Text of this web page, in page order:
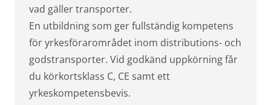
vad gäller transporter.
En utbildning som ger fullständig kompetens
för yrkesförarområdet inom distributions- och
godstransporter. Vid godkänd uppkörning får
du körkortsklass C, CE samt ett
yrkeskompetensbevis.